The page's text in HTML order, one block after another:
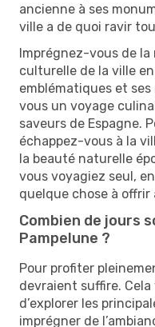
ancienne à ses
ville a de quoi ravir
Imprégnez-vous de
culturelle de la ville
emblématiques et
vous un voyage
saveurs de Espagne.
échappez-vous à la
la beauté naturelle
vous voyagiez seul,
quelque chose à offrir
Combien de jours
Pampelune ?
Pour profiter
devraient suffire.
d’explorer les
imprégner de